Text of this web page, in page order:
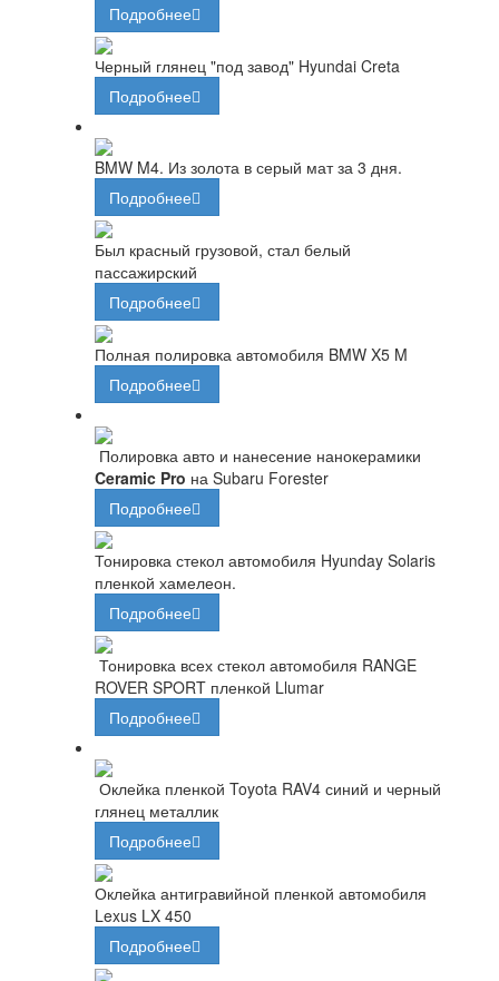
Подробнее
Черный глянец "под завод" Hyundai Creta
Подробнее
BMW M4. Из золота в серый мат за 3 дня.
Подробнее
Был красный грузовой, стал белый
пассажирский
Подробнее
Полная полировка автомобиля BMW X5 M
Подробнее
Полировка авто и нанесение нанокерамики
Ceramic Pro на Subaru Forester
Подробнее
Тонировка стекол автомобиля Hyunday Solaris
пленкой хамелеон.
Подробнее
Тонировка всех стекол автомобиля RANGE
ROVER SPORT пленкой Llumar
Подробнее
Оклейка пленкой Toyota RAV4 синий и черный
глянец металлик
Подробнее
Оклейка антигравийной пленкой автомобиля
Lexus LX 450
Подробнее